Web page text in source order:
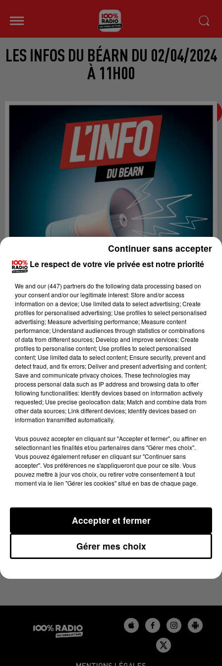
LES INFOS DU BÉARN DU 02/04/2024
À 11H00
Lecture (2 min 22 sec)
100%
2 avril 2024 - 2 min 22 sec
LES INFOS DU BÉARN DU 02/04/2024 À 11H00
Le respect de votre vie privée est notre priorité
We and our (447) partnersdo the following data processing based on
your consent and/or our legitimate interest: Store and/or access
information on a device; Use limited data to select advertising; Create
profiles for personalised advertising; Use profiles to select personalised
advertising; Measure advertising performance; Measure content
performance; Understand audiences through statistics or combinations
of data from different sources; Develop and improve services; Create
profiles to personalise content; Use profiles to select personalised
content; Use limited data to select content; Ensure security, prevent and
detect fraud, and fix errors; Deliver and present advertising and content;
Save and communicate privacy choices. These technologies may
process personal data such as IP address and browsing data to offer
following functionalities: Identify devices based on information actively
requested; Use precise geolocation data; Match and combine data from
other data sources; Link different devices; Identify devices based on
information transmitted automatically.
Vous pouvez accepter en cliquant sur "Accepter et fermer", ou affiner en
sélectionnant les finalités et/ou partenaires dans "Gérer mes choix".
Vous pouvez également refuser en cliquant sur "Continuer sans
accepter". Vos préférences ne s'appliqueront que pour ce site. Vous
pouvez mettre à jour vos choix, ou retirer votre consentement à tout
moment via le lien "Gérer les cookies" situé en bas de chaque page.
Gérer mes choix
Accepter et fermer
Continuer sans accepter